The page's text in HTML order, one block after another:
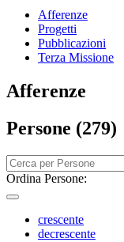
Afferenze
Progetti
Pubblicazioni
Terza Missione
Afferenze
Persone (279)
Ordina Persone:
crescente
decrescente